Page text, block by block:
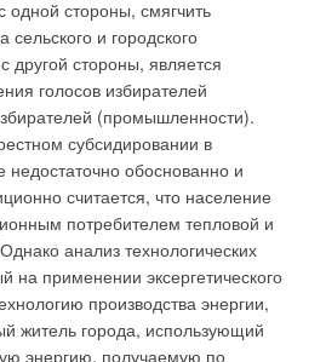
одной стороны, смягчить
и городского
другой стороны, является
голосов избирателей
(промышленности).
субсидировании в
недостаточно обоснованно и
считается, что население
потребителем тепловой и
анализ технологических
на применении эксергетического
производства энергии,
житель города, использующий
энергию, получаемую по
а впрок — очень дорогое и
теплотехник, даже
платформы AutoCAD,
затруднения при попытке
Ведь даже прокладка
виртуозного жонглирования
фильтрами, выполнения
с системами координат и их
всеми вариантами объектной
долго выдержать подобный
в целях получения
использовании деаэраторов
«Нижегородтеплогаз», ООО
ОАО «Мукомол» (г. Владимир) и
европейски. Оборудование для
шлама из жидкостных систем тепло-